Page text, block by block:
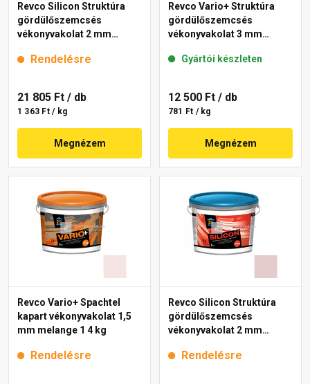
Revco Silicon Struktúra
gördülőszemcsés
vékonyvakolat 2 mm
Rendelésre
21 805 Ft / db
1 363 Ft / kg
Megnézem
Revco Vario+ Struktúra
gördülőszemcsés
vékonyvakolat 3 mm
Gyártói készleten
12 500 Ft / db
781 Ft / kg
Megnézem
Revco Vario+ Spachtel
kapart vékonyvakolat 1,5
mm melange 1 4 kg
Rendelésre
Revco Silicon Struktúra
gördülőszemcsés
vékonyvakolat 2 mm
Rendelésre